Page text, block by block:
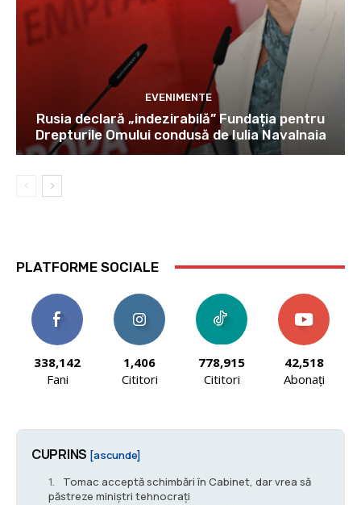
EVENIMENTE
Rusia declară „indezirabilă” Fundația pentru
Drepturile Omului condusă de Iulia Navalnaia
PLATFORME SOCIALE
338,142
Fani
1,406
Cititori
778,915
Cititori
42,518
Abonați
CUPRINS [ascunde]
Tomac acceptă schimbări în Cabinet, dar vrea să
păstreze miniştri tehnocraţi